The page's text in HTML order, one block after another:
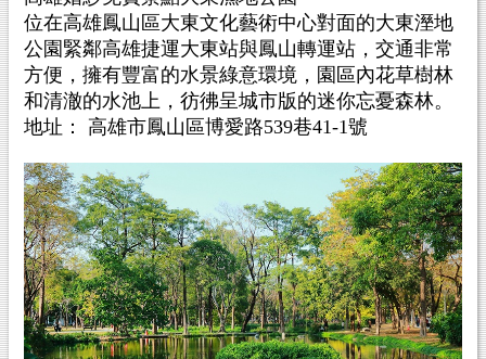
位在高雄鳳山區大東文化藝術中心對面的大東溼地
公園緊鄰高雄捷運大東站與鳳山轉運站，交通非常
方便，擁有豐富的水景綠意環境，園區內花草樹林
和清澈的水池上，彷彿呈城市版的迷你忘憂森林。
地址： 高雄市鳳山區博愛路539巷41-1號